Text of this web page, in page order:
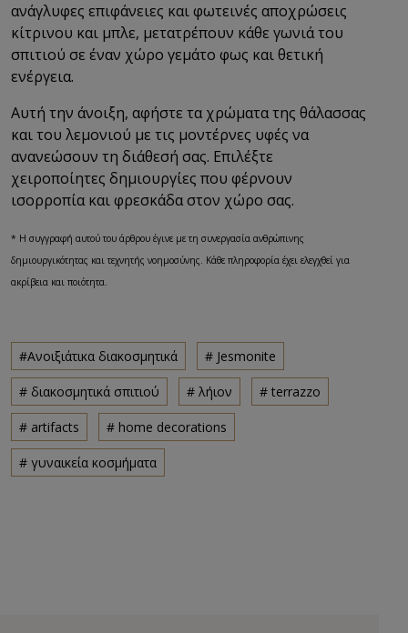
ανάγλυφες επιφάνειες και φωτεινές αποχρώσεις
κίτρινου και μπλε, μετατρέπουν κάθε γωνιά του
σπιτιού σε έναν χώρο γεμάτο φως και θετική
ενέργεια.
Αυτή την άνοιξη, αφήστε τα χρώματα της θάλασσας
και του λεμονιού με τις μοντέρνες υφές να
ανανεώσουν τη διάθεσή σας. Επιλέξτε
χειροποίητες δημιουργίες που φέρνουν
ισορροπία και φρεσκάδα στον χώρο σας.
* Η συγγραφή αυτού του άρθρου έγινε με τη συνεργασία ανθρώπινης
δημιουργικότητας και τεχνητής νοημοσύνης. Κάθε πληροφορία έχει ελεγχθεί για
ακρίβεια και ποιότητα.
#Ανοιξιάτικα διακοσμητικά # Jesmonite
# διακοσμητικά σπιτιού # λήιον # terrazzo
# artifacts # home decorations
# γυναικεία κοσμήματα